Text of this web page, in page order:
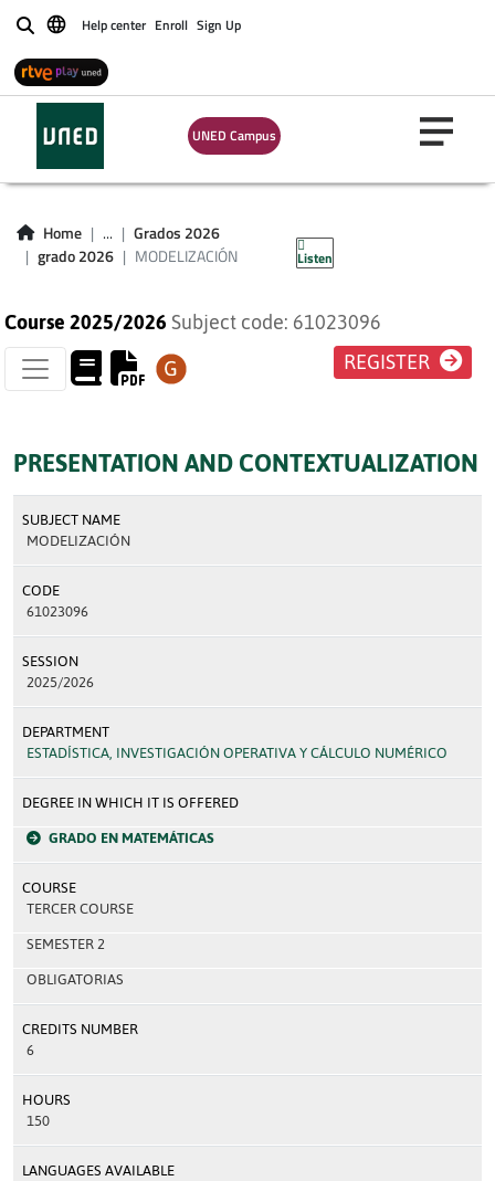
BuscarHelp center Enroll Sign Up
UNED Campus
Home ...
Grados 2026
grado 2026
MODELIZACIÓN Listen
MODELIZACIÓN
Course 2025/2026 Subject code: 61023096
REGISTER
PRESENTATION AND CONTEXTUALIZATION
SUBJECT NAME
MODELIZACIÓN
CODE
61023096
SESSION
2025/2026
DEPARTMENT
ESTADÍSTICA, INVESTIGACIÓN OPERATIVA Y CÁLCULO NUMÉRICO
DEGREE IN WHICH IT IS OFFERED
GRADO EN MATEMÁTICAS
COURSE
TERCER COURSE
SEMESTER 2
OBLIGATORIAS
CREDITS NUMBER
6
HOURS
150
LANGUAGES AVAILABLE